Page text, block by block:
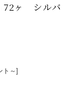
72ヶ シルバ
ト～]